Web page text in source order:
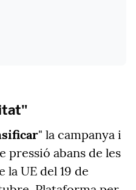
" la campanya i
pressió abans de les
la UE del 19 de